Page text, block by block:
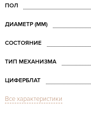
ПОЛ
ДИАМЕТР (MM)
СОСТОЯНИЕ
ТИП МЕХАНИЗМА
ЦИФЕРБЛАТ
СТЕКЛО
Все характеристики